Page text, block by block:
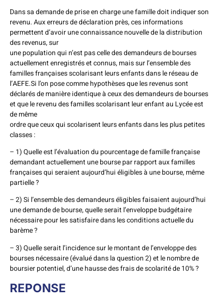
Dans sa demande de prise en charge une famille doit indiquer son
revenu. Aux erreurs de déclaration près, ces informations
permettent d’avoir une connaissance nouvelle de la distribution
des revenus, sur
une population qui n’est pas celle des demandeurs de bourses
actuellement enregistrés et connus, mais sur l’ensemble des
familles françaises scolarisant leurs enfants dans le réseau de
l’AEFE.Si l’on pose comme hypothèses que les revenus sont
déclarés de manière identique à ceux des demandeurs de bourses
et que le revenu des familles scolarisant leur enfant au Lycée est
de même
ordre que ceux qui scolarisent leurs enfants dans les plus petites
classes :
– 1) Quelle est l’évaluation du pourcentage de famille française
demandant actuellement une bourse par rapport aux familles
françaises qui seraient aujourd’hui éligibles à une bourse, même
partielle ?
– 2) Si l’ensemble des demandeurs éligibles faisaient aujourd’hui
une demande de bourse, quelle serait l’enveloppe budgétaire
nécessaire pour les satisfaire dans les conditions actuelle du
barème ?
– 3) Quelle serait l’incidence sur le montant de l’enveloppe des
bourses nécessaire (évalué dans la question 2) et le nombre de
boursier potentiel, d’une hausse des frais de scolarité de 10% ?
REPONSE